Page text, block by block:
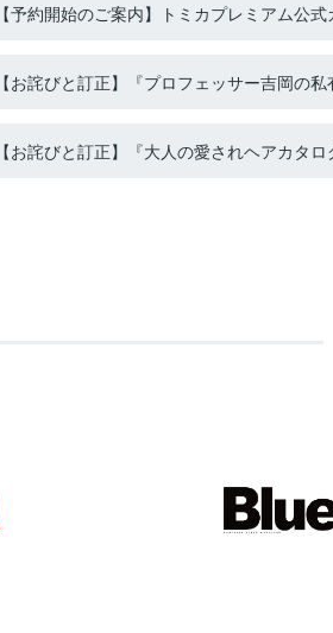
【予約開始のご案内】トミカプレミアム公
【お詫びと訂正】『プロフェッサー吉岡の
【お詫びと訂正】『大人の愛されヘアカタロ